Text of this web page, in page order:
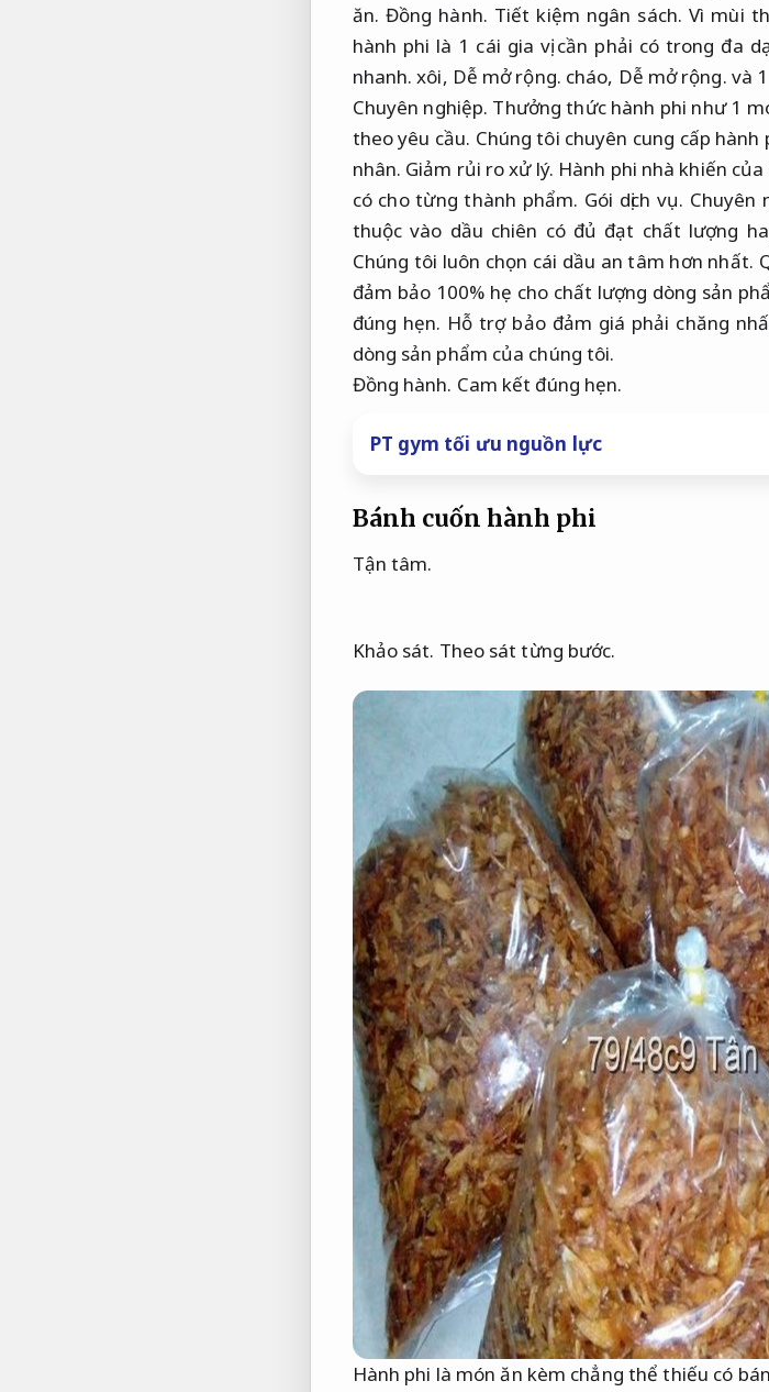
ăn. Đồng hành. Tiết kiệm ngân sách. Vì mùi
hành phi là 1 cái gia vị cần phải có trong đa
nhanh. xôi, Dễ mở rộng. cháo, Dễ mở rộng. và
Chuyên nghiệp. Thưởng thức hành phi như 1
theo yêu cầu. Chúng tôi chuyên cung cấp
nhân. Giảm rủi ro xử lý. Hành phi nhà khiến
có cho từng thành phẩm. Gói dịch vụ. Chuyên
thuộc vào dầu chiên có đủ đạt chất lượng
Chúng tôi luôn chọn cái dầu an tâm hơn nhất.
đảm bảo 100% hẹ cho chất lượng dòng sản
đúng hẹn. Hỗ trợ bảo đảm giá phải chăng
dòng sản phẩm của chúng tôi.
Đồng hành. Cam kết đúng hẹn.
PT gym tối ưu nguồn lực
Bánh cuốn hành phi
Tận tâm.
Khảo sát. Theo sát từng bước.
Hành phi là món ăn kèm chẳng thể thiếu có